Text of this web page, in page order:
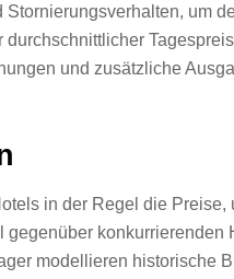
um
und zusätzliche
in der Regel die Preise,
konkurrierenden
modellieren historische